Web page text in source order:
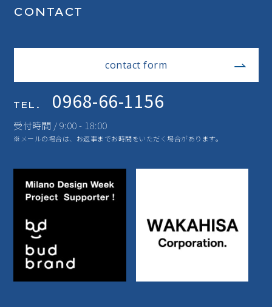
CONTACT
contact form
TEL. 0968-66-1156
受付時間 / 9:00 - 18:00
※メールの場合は、お返事までお時間をいただく場合があります。